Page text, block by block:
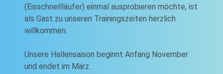
(Eisschnellläufer) einmal ausprobieren möchte, ist
als Gast zu unseren Trainingszeiten herzlich
willkommen.
Unsere Hallensaison beginnt Anfang November
und endet im März.